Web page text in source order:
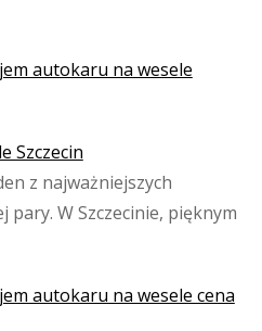
autokaru na wesele
Szczecin
z najważniejszych
pary. W Szczecinie, pięknym
autokaru na wesele cena